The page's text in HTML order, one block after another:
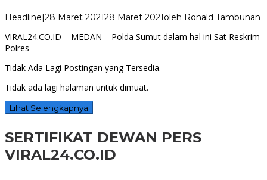
Headline|28 Maret 202128 Maret 2021oleh Ronald Tambunan
VIRAL24.CO.ID – MEDAN – Polda Sumut dalam hal ini Sat Reskrim
Polres
Tidak Ada Lagi Postingan yang Tersedia.
Tidak ada lagi halaman untuk dimuat.
Lihat Selengkapnya
SERTIFIKAT DEWAN PERS
VIRAL24.CO.ID